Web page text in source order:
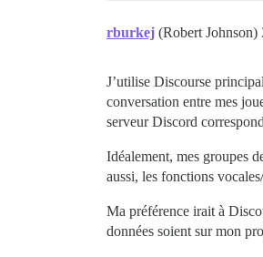
rburkej (Robert Johnson)
J’utilise Discourse
conversation entre mes
serveur Discord
Idéalement, mes groupes
aussi, les fonctions
Ma préférence irait à
données soient sur mon